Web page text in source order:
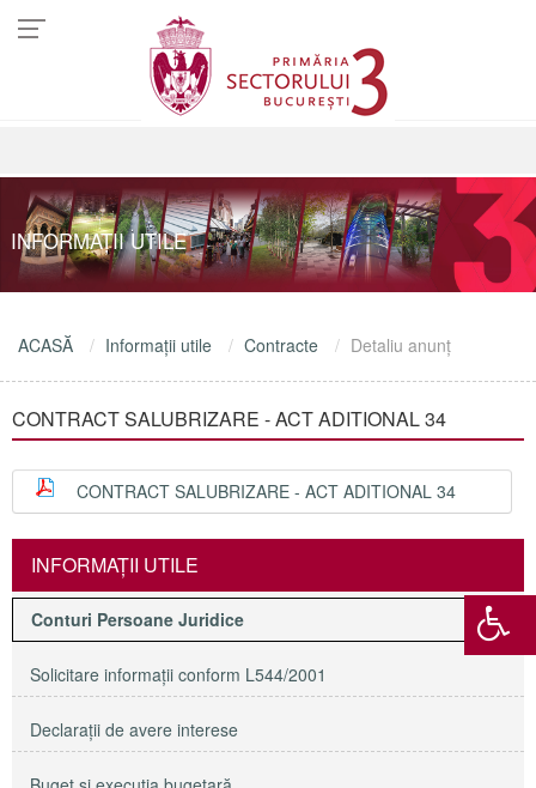
INFORMAŢII UTILE
ACASĂ Informaţii utile Contracte Detaliu anunţ
CONTRACT SALUBRIZARE - ACT ADITIONAL 34
CONTRACT SALUBRIZARE - ACT ADITIONAL 34
INFORMAŢII UTILE
Conturi Persoane Juridice
Solicitare informaţii conform L544/2001
Declaraţii de avere interese